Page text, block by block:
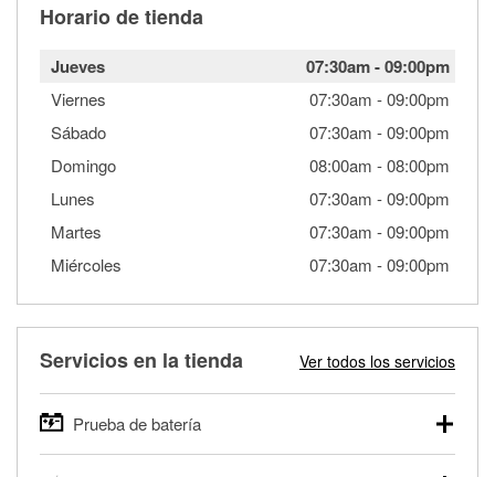
Horario de tienda
Jueves 07:30am-09:00pm
Viernes 07:30am -09:00pm
Sábado
07:30am -09:00pm
Domingo
08:00am -08:00pm
Lunes
07:30am -09:00pm
Martes
07:30am -09:00pm
Miércoles
07:30am -09:00pm
Servicios en la tienda Ver todos los servicios
Prueba de batería